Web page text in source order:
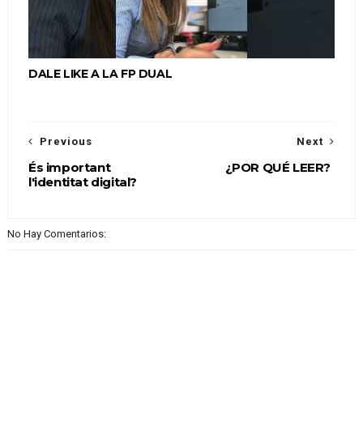
DALE LIKE A LA FP DUAL
Next
¿POR QUÉ LEER?
Previous
És important
l'identitat digital?
No Hay Comentarios: